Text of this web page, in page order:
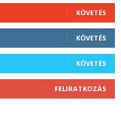
KÖVETÉS
KÖVETÉS
KÖVETÉS
FELIRATKOZÁS